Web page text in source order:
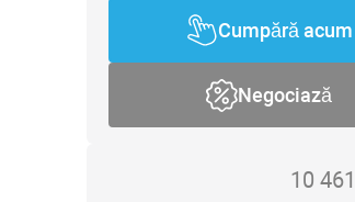
Cumpără acum
Negociază
10 461